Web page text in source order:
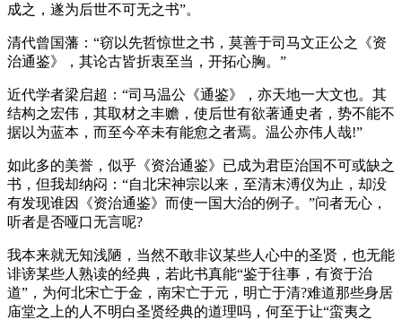
成之，遂为后世不可无之书”。
清代曾国藩：“窃以先哲惊世之书，莫善于司马文正公之《资
治通鉴》，其论古皆折衷至当，开拓心胸。”
近代学者梁启超：“司马温公《通鉴》，亦天地一大文也。其
结构之宏伟，其取材之丰赡，使后世有欲著通史者，势不能不
据以为蓝本，而至今卒未有能愈之者焉。温公亦伟人哉!”
如此多的美誉，似乎《资治通鉴》已成为君臣治国不可或缺之
书，但我却纳闷：“自北宋神宗以来，至清末溥仪为止，却没
有发现谁因《资治通鉴》而使一国大治的例子。”问者无心，
听者是否哑口无言呢?
我本来就无知浅陋，当然不敢非议某些人心中的圣贤，也无能
诽谤某些人熟读的经典，若此书真能“鉴于往事，有资于治
道”，为何北宋亡于金，南宋亡于元，明亡于清?难道那些身居
庙堂之上的人不明白圣贤经典的道理吗，何至于让“蛮夷之